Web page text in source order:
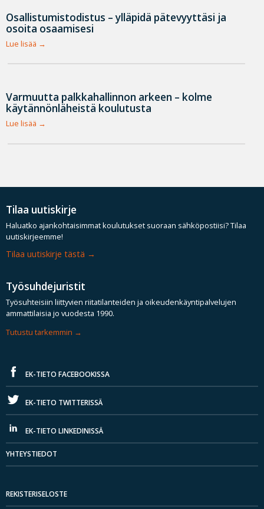
Osallistumistodistus – ylläpidä pätevyyttäsi ja
osoita osaamisesi
Lue lisää
Varmuutta palkkahallinnon arkeen – kolme
käytännönläheistä koulutusta
Lue lisää
Tilaa uutiskirje
Haluatko ajankohtaisimmat koulutukset suoraan sähköpostiisi? Tilaa
uutiskirjeemme!
Tilaa uutiskirje tästä
Työsuhdejuristit
Työsuhteisiin liittyvien riitatilanteiden ja oikeudenkäyntipalvelujen
ammattilaisia jo vuodesta 1990.
Tutustu tarkemmin
EK-TIETO FACEBOOKISSA
EK-TIETO TWITTERISSÄ
EK-TIETO LINKEDINISSÄ
YHTEYSTIEDOT
REKISTERISELOSTE